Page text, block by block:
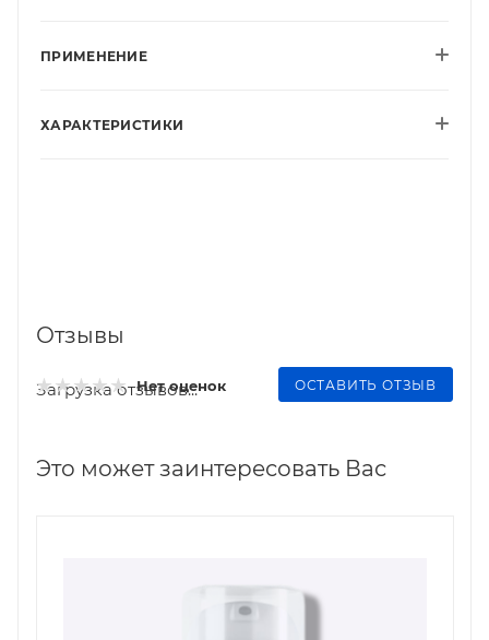
ПРИМЕНЕНИЕ
ХАРАКТЕРИСТИКИ
Отзывы
Нет оценок ОСТАВИТЬ ОТЗЫВ
Загрузка отзывов...
Это может заинтересовать Вас